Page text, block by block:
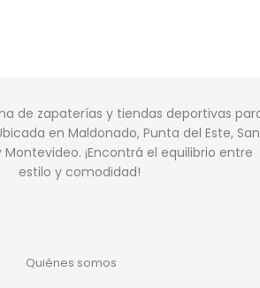
de zapaterías y tiendas deportivas
en Maldonado, Punta del Este, San
Montevideo. ¡Encontrá el equilibrio entre
estilo y comodidad!
Quiénes somos